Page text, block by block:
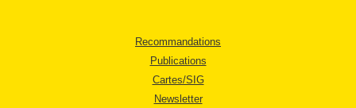
Recommandations
Publications
Cartes/SIG
Newsletter